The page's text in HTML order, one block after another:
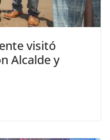
visitó
Alcalde y